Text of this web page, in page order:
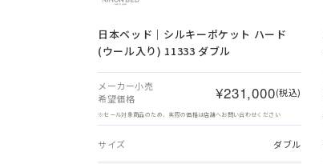
日本ベッド｜シルキーポケット ハード
(ウール入り) 11333 ダブル
メーカー小売
希望価格
¥231,000(税込)
※セール対象商品のため、実際の価格は店舗へお問い合わせください
サイズ ダブル